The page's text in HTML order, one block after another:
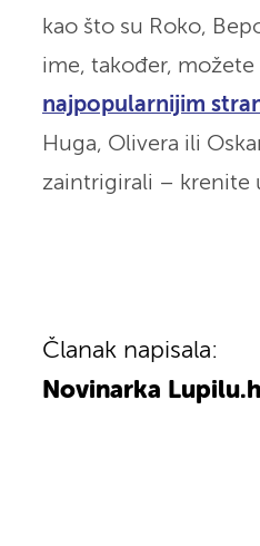
kao što su Roko,
ime, također, možete
najpopularnijim
Huga, Olivera ili
zaintrigirali – krenite
Članak napisala:
Novinarka